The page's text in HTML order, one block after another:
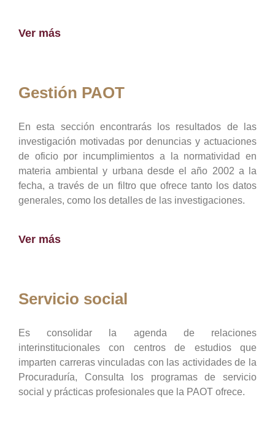
Ver más
Gestión PAOT
En esta sección encontrarás los resultados de las
investigación motivadas por denuncias y actuaciones
de oficio por incumplimientos a la normatividad en
materia ambiental y urbana desde el año 2002 a la
fecha, a través de un filtro que ofrece tanto los datos
generales, como los detalles de las investigaciones.
Ver más
Servicio social
Es consolidar la agenda de relaciones
interinstitucionales con centros de estudios que
imparten carreras vinculadas con las actividades de la
Procuraduría, Consulta los programas de servicio
social y prácticas profesionales que la PAOT ofrece.